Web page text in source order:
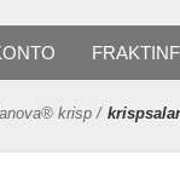
krisp /